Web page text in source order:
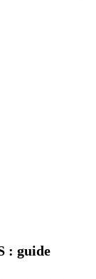
: guide